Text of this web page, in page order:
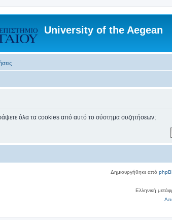
University of the Aegean
όλα τα cookies από αυτό το σύστημα συζητήσεων;
Δημιουργήθηκε από
Ελληνική